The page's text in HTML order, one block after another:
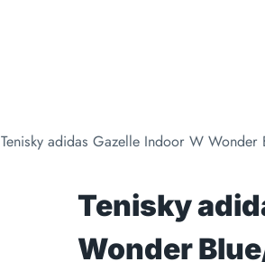
Tenisky adidas Gazelle Indoor W
Tenisky
Wonder